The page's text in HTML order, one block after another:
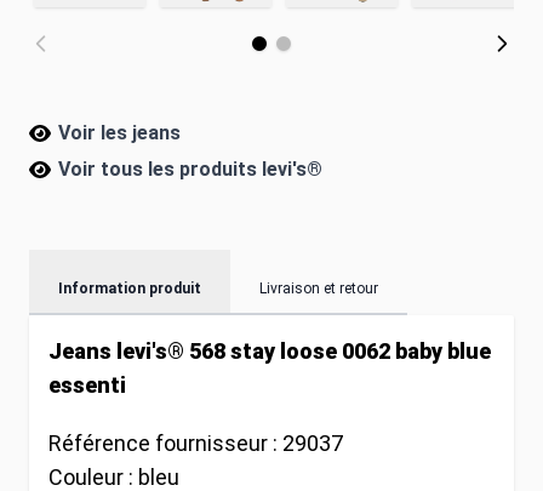
Voir les jeans
Voir tous les produits levi's®
Information produit Livraison et retour
Jeans levi's® 568 stay loose 0062 baby blue
essenti
Référence fournisseur : 29037
Couleur : bleu